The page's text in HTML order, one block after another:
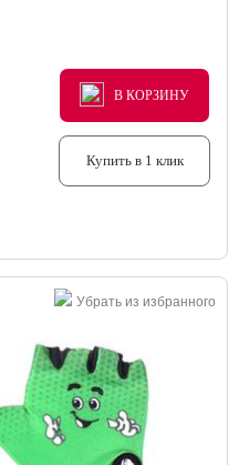
В КОРЗИНУ
В КОРЗИНУ
В КОРЗИНУ
Купить в 1 клик
Убрать из избранного